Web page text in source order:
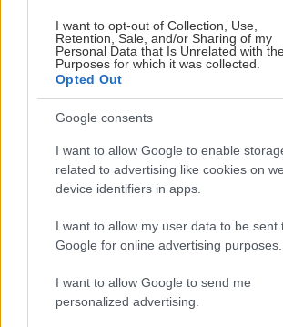
I want to opt-out of Collection, Use,
Retention, Sale, and/or Sharing of my
Personal Data that Is Unrelated with
Purposes for which it was collected.
Opted Out
Google consents
I want to allow Google to enable
related to advertising like cookies on
device identifiers in apps.
I want to allow my user data to be sent
Google for online advertising purposes.
I want to allow Google to send me
personalized advertising.
Διαβάστε επίσης